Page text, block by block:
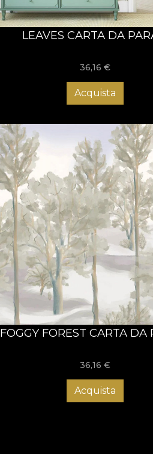
LEAVES CARTA DA
36,16 €
Acquista
FOGGY FOREST CARTA DA
36,16 €
Acquista